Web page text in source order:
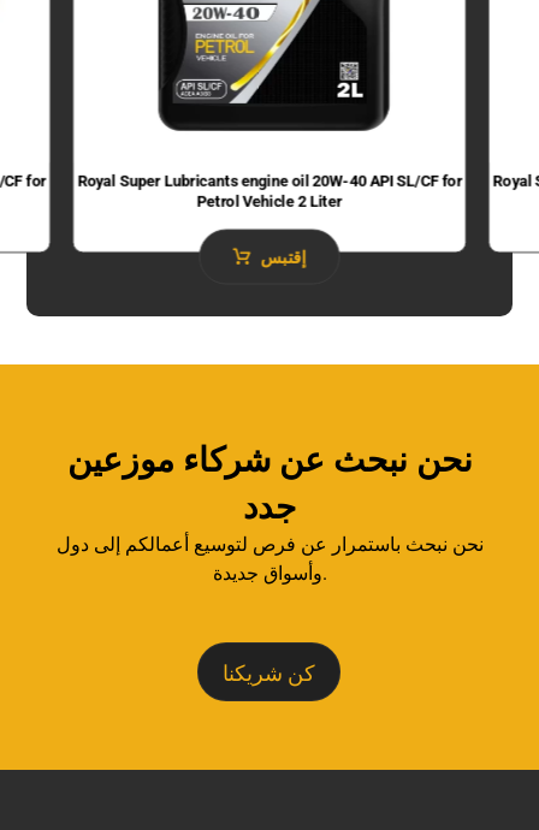
CF for
Royal Super Lubricants engine oil 20W-40 API SL/CF for
Petrol Vehicle 2 Liter
إقتبس
Royal
نحن نبحث عن شركاء موزعين
جدد
نحن نبحث باستمرار عن فرص لتوسيع أعمالكم إلى دول
وأسواق جديدة.
كن شريكنا